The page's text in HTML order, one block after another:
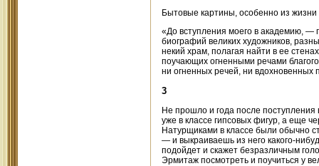
Бытовые картины, особенно из
«До вступления моего в академию, —
биографий великих художников,
некий храм, полагая найти в ее
поучающих огненными речами
ни огненных речей, ни вдохновенных
3
Не прошло и года после
уже в классе гипсовых фигур, а еще
Натурщиками в классе были обычно
— и выкраиваешь из него какого-
подойдет и скажет безразличным
Эрмитаж посмотреть и поучиться у